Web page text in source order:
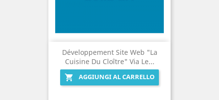
Développement Site Web "La
Cuisine Du Cloître" Via Le...

AGGIUNGI AL CARRELLO